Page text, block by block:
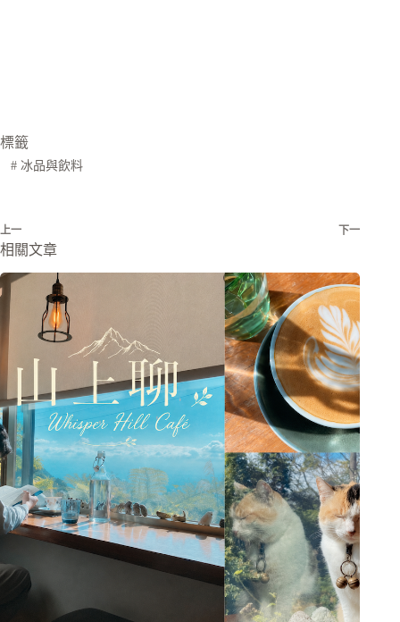
標籤
#冰品與飲料
上一 下一
相關文章